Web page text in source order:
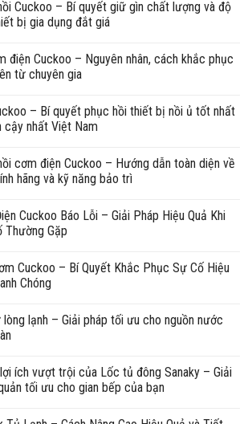
Cuckoo – Bí quyết giữ gìn chất lượng và độ
bị gia dụng đắt giá
điện Cuckoo – Nguyên nhân, cách khắc phục
từ chuyên gia
– Bí quyết phục hồi thiết bị nồi ủ tốt nhất
cậy nhất Việt Nam
cơm điện Cuckoo – Hướng dẫn toàn diện về
hãng và kỹ năng bảo trì
Cuckoo Báo Lỗi – Giải Pháp Hiệu Quả Khi
Thường Gặp
Cuckoo – Bí Quyết Khắc Phục Sự Cố Hiệu
Chóng
lạnh – Giải pháp tối ưu cho nguồn nước
lợi ích vượt trội của Lốc tủ đông Sanaky – Giải
tối ưu cho gian bếp của bạn